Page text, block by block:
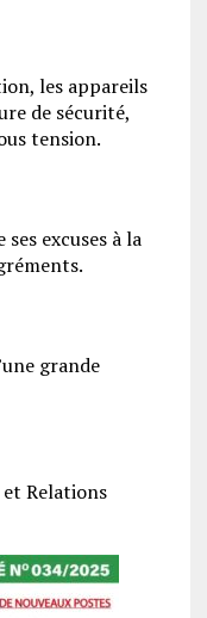
les appareils
de sécurité,
tension.
excuses à la
grande
Relations